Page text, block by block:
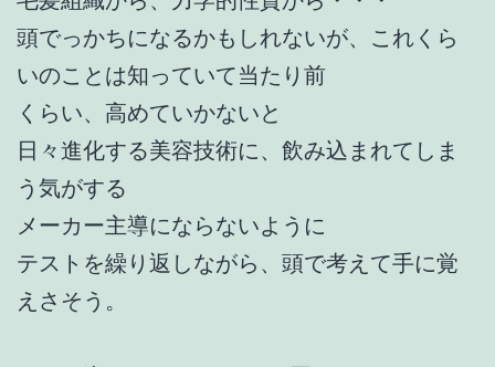
頭でっかちになるかもしれないが、これくら
いのことは知っていて当たり前
くらい、高めていかないと
日々進化する美容技術に、飲み込まれてしま
う気がする
メーカー主導にならないように
テストを繰り返しながら、頭で考えて手に覚
えさそう。